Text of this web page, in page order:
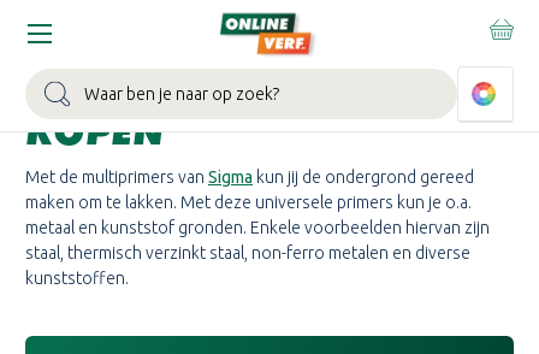
Zoeken
Home Sigma Sigma Multiprimer
SIGMA MULTIPRIMER
KOPEN
Met de multiprimers van Sigma kun jij de ondergrond gereed
maken om te lakken. Met deze universele primers kun je o.a.
metaal en kunststof gronden. Enkele voorbeelden hiervan zijn
staal, thermisch verzinkt staal, non-ferro metalen en diverse
kunststoffen.